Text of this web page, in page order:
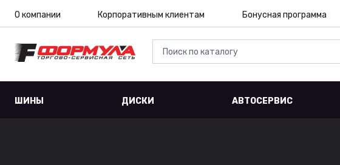
О компании Корпоративным клиентам Бонусная программа
ШИНЫ ДИСКИ АВТОСЕРВИС